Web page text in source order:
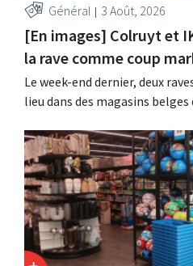
Général 3 Août, 2026
[En images] Colruyt et
la rave comme coup
Le week-end dernier, deux
lieu dans des magasins
points auprès d'un public plus